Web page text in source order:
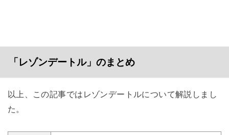
「レゾンデートル」のまとめ
以上、この記事ではレゾンデートルについて解説しまし
た。